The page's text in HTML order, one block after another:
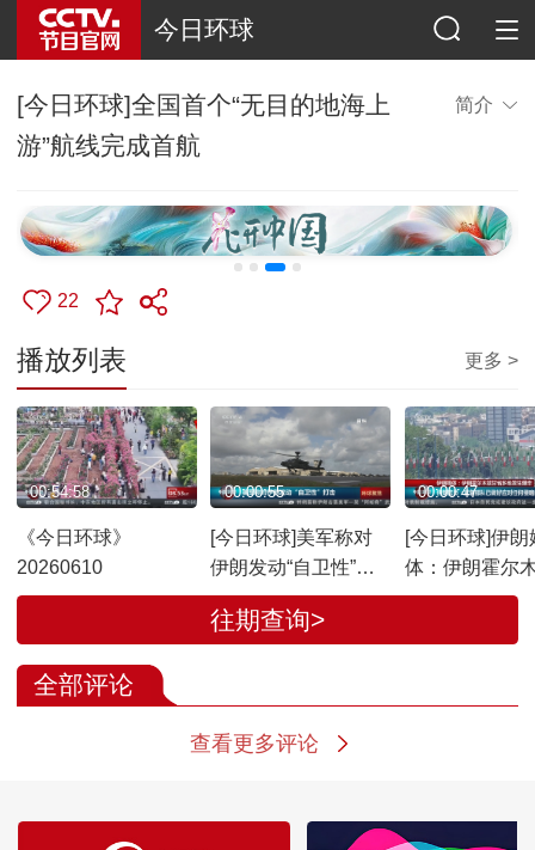
今日环球
[今日环球]全国首个“无目的地海上
游”航线完成首航
简介
22
播放列表 更多 >
《今日环球》
20260610
00:54:58
[今日环球]美军称对
伊朗发动“自卫性”打
击
00:00:55
[今日环球]伊朗
体：伊朗霍尔
省多地发生爆
00:00:47
往期查询>
全部评论
查看更多评论